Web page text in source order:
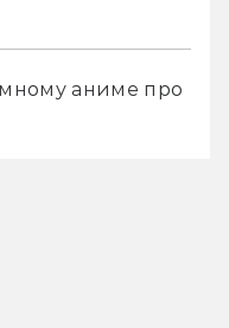
аниме про